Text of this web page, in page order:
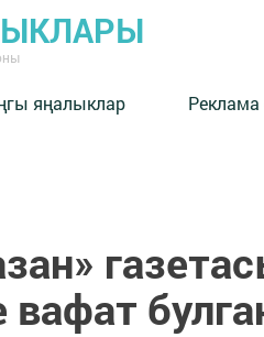
яңалыклар Реклама